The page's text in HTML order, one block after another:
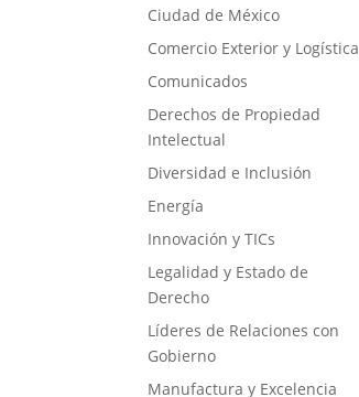
Ciudad de México
Comercio Exterior y Logística
Comunicados
Derechos de Propiedad
Intelectual
Diversidad e Inclusión
Energía
Innovación y TICs
Legalidad y Estado de
Derecho
Líderes de Relaciones con
Gobierno
Manufactura y Excelencia